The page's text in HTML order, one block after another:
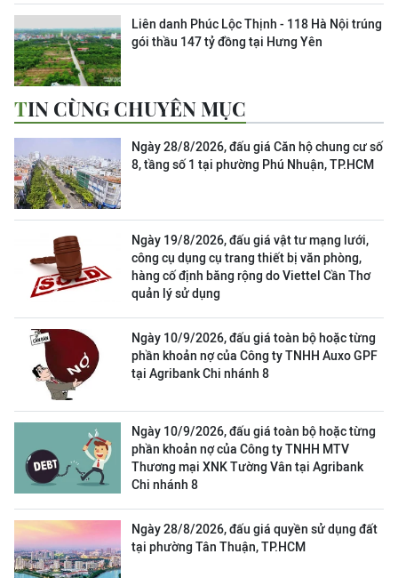
Liên danh Phúc Lộc Thịnh - 118 Hà Nội trúng
gói thầu 147 tỷ đồng tại Hưng Yên
TIN CÙNG CHUYÊN MỤC
Ngày 28/8/2026, đấu giá Căn hộ chung cư số
8, tầng số 1 tại phường Phú Nhuận, TP.HCM
Ngày 19/8/2026, đấu giá vật tư mạng lưới,
công cụ dụng cụ trang thiết bị văn phòng,
hàng cố định băng rộng do Viettel Cần Thơ
quản lý sử dụng
Ngày 10/9/2026, đấu giá toàn bộ hoặc từng
phần khoản nợ của Công ty TNHH Auxo GPF
tại Agribank Chi nhánh 8
Ngày 10/9/2026, đấu giá toàn bộ hoặc từng
phần khoản nợ của Công ty TNHH MTV
Thương mại XNK Tường Vân tại Agribank
Chi nhánh 8
Ngày 28/8/2026, đấu giá quyền sử dụng đất
tại phường Tân Thuận, TP.HCM